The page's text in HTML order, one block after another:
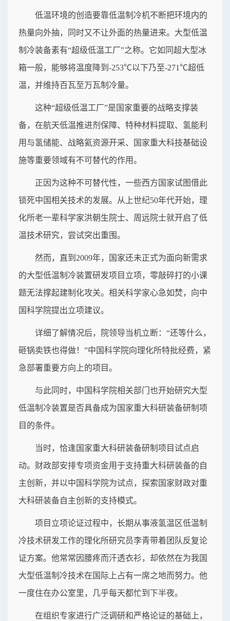
低温环境的创造要靠低温制冷机不断把环境内的
热量向外抽，同时又不让外面的热量进来。大型低温
制冷装备素有“超级低温工厂”之称。它如同超大型冰
箱一般，能够将温度降到-253℃以下乃至-271℃超低
温，并维持百瓦至万瓦制冷量。
这种“超级低温工厂”是国家重要的战略支撑装
备，在航天低温推进剂保障、特种材料提取、氢能利
用与氢储能、战略氦资源开采、国家重大科技基础设
施等重要领域有不可替代的作用。
正因为这种不可替代性，一些西方国家试图借此
锁死中国相关技术的发展。从上世纪50年代开始，理
化所老一辈科学家洪朝生院士、周远院士就开启了低
温技术研究，尝试突出重围。
然而，直到2009年，国家还未正式为面向新需求
的大型低温制冷装置研发项目立项，零敲碎打的小课
题无法撑起建制化攻关。相关科学家心急如焚，向中
国科学院提出立项建议。
详细了解情况后，院领导当机立断：“还等什么，
砸锅卖铁也得做！”中国科学院向理化所特批经费，紧
急部署重要方向上的项目。
与此同时，中国科学院相关部门也开始研究大型
低温制冷装置是否具备成为国家重大科研装备研制项
目的条件。
当时，恰逢国家重大科研装备研制项目试点启
动。财政部安排专项资金用于支持重大科研装备的自
主创新，并以中国科学院为试点，探索国家财政对重
大科研装备自主创新的支持模式。
项目立项论证过程中，长期从事液氢温区低温制
冷技术研发工作的理化所研究员李青带着团队反复论
证方案。他常常因腰疼而汗透衣衫，却依然在为我国
大型低温制冷技术在国际上占有一席之地而努力。他
一度住在办公室里，几乎每天都忙到下半夜。
在组织专家进行广泛调研和严格论证的基础上，